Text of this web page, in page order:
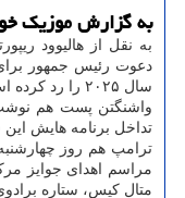
به گزارش موزیک
به نقل از هالیوود
دعوت رئیس جمهور
سال ۲۰۲۵ را رد کرده است.
واشنگتن پست هم
تداخل برنامه هایش
ترامپ هم روز
مراسم اهدای جوایز
متال کیس، ستاره